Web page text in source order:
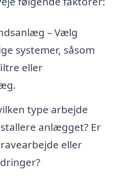
– Vælg
systemer, såsom
eller
type arbejde
anlægget? Er
eller